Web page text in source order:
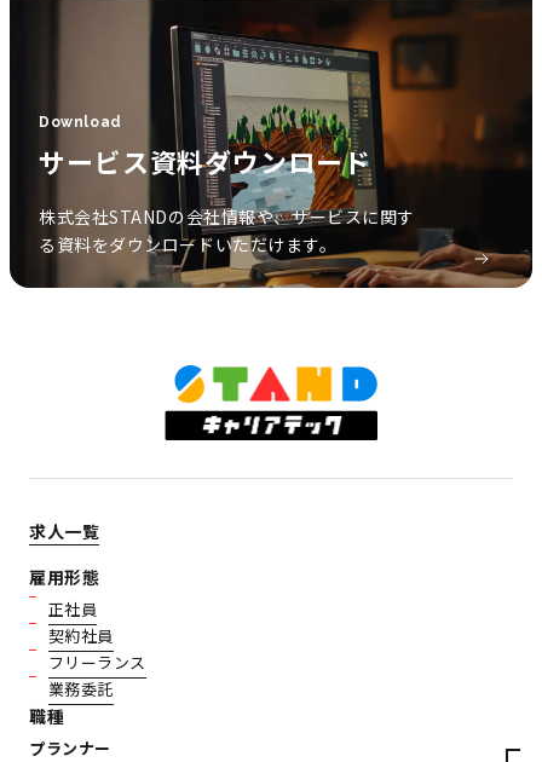
Download
サービス資料ダウンロード
株式会社STANDの会社情報や、サービスに関す
る資料をダウンロードいただけます。
求人一覧
雇用形態
正社員
契約社員
フリーランス
業務委託
職種
プランナー